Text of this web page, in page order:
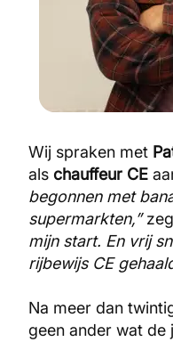
Wij spraken met
als chauffeur CE
begonnen met
supermarkten,”
mijn start. En vrij
rijbewijs CE
Na meer dan
geen ander wat de